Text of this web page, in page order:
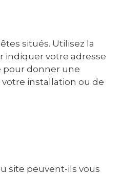
situés. Utilisez la
indiquer votre adresse
pour donner une
installation ou de
site peuvent-ils vous